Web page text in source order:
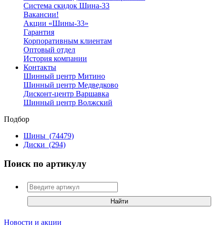
Система скидок Шина-33
Вакансии!
Акции «Шины-33»
Гарантия
Корпоративным клиентам
Оптовый отдел
История компании
Контакты
Шинный центр Митино
Шинный центр Медведково
Дисконт-центр Варшавка
Шинный центр Волжский
Подбор
Шины (74479)
Диски (294)
Поиск по артикулу
Новости и акции